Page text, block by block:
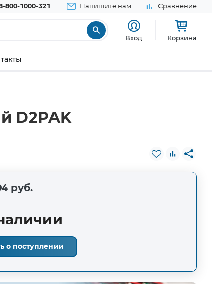
800-1000-321 Напишите нам Сравнение
Вход Корзина
D2PAK
руб.
о поступлении